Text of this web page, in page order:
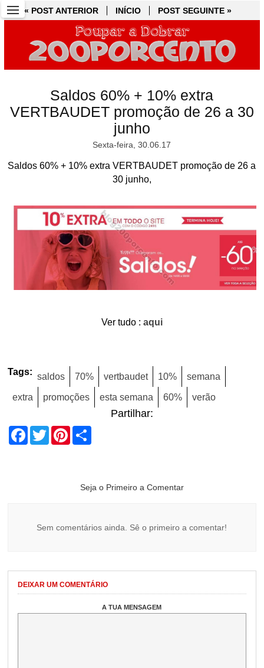
« POST ANTERIOR INÍCIO POST SEGUINTE »
Saldos 60% + 10% extra
VERTBAUDET promoção de 26 a 30
junho
Sexta-feira, 30.06.17
Saldos 60% + 10% extra VERTBAUDET promoção de 26 a
30 junho,
Ver tudo : aqui
Tags: saldos 70% vertbaudet 10% semana
extra promoções esta semana 60% verão
Partilhar:
Facebook
TwitterPinterest
Seja o Primeiro a Comentar
Sem comentários ainda. Sê o primeiro a comentar!
DEIXAR UM COMENTÁRIO
A TUA MENSAGEM
« POST ANTERIOR INÍCIO POST SEGUINTE »